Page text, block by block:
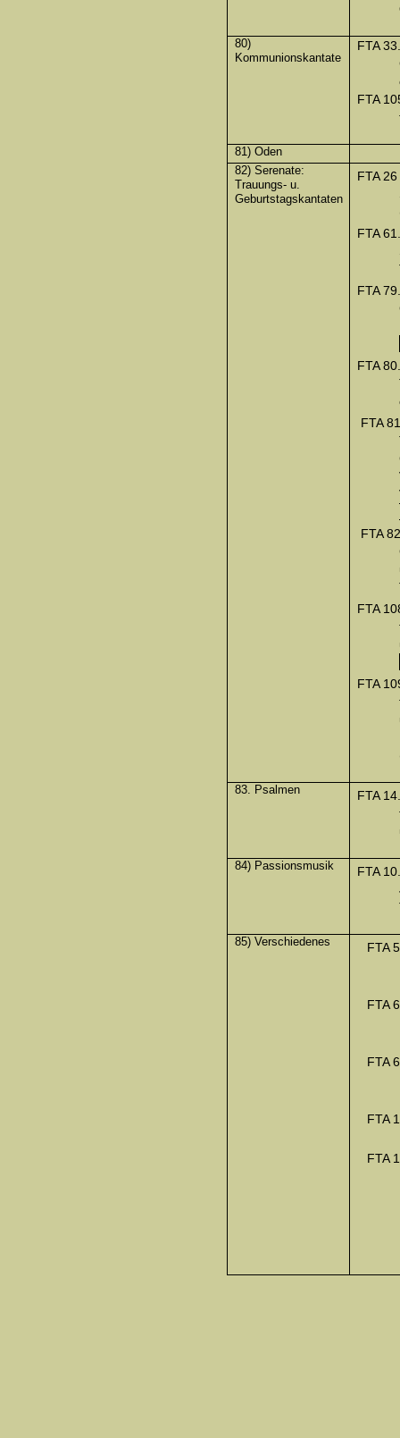
80)
Kommunionskantate
FTA 33.
FTA
81) Oden
82) Serenate:
Trauungs- u.
Geburtstagskantaten
FTA 26
FTA 61.
FTA 79.
FTA 80.
FTA
FTA
FTA
FTA
83. Psalmen
FTA 14.
84) Passionsmusik
FTA 10.
85) Verschiedenes FTA
FTA
FTA
FTA
FTA